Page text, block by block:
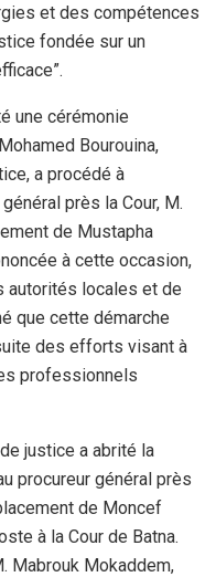
et des compétences
fondée sur un
une cérémonie
Bourouina,
a procédé à
près la Cour, M.
de Mustapha
à cette occasion,
autorités locales et de
que cette démarche
des efforts visant à
professionnels
justice a abrité la
procureur général près
de Moncef
à la Cour de Batna.
Mabrouk Mokaddem,